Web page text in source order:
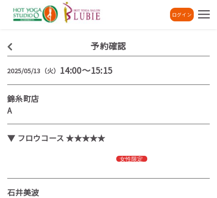
ログイン
予約確認
2025/05/13（火） 14:00～15:15
錦糸町店
A
▼ フロウコース ★★★★★
石井美波